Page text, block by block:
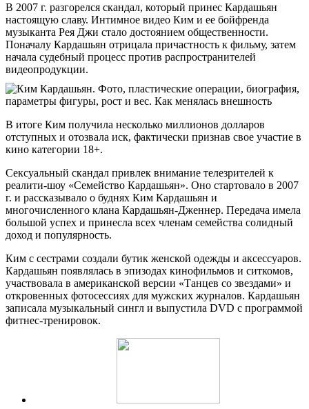
В 2007 г. разгорелся скандал, который принес Кардашьян
настоящую славу. Интимное видео Ким и ее бойфренда
музыканта Рея Джи стало достоянием общественности.
Поначалу Кардашьян отрицала причастность к фильму, затем
начала судебный процесс против распространителей
видеопродукции.
В итоге Ким получила несколько миллионов долларов
отступных и отозвала иск, фактически признав свое участие в
кино категории 18+.
Сексуальный скандал привлек внимание телезрителей к
реалити-шоу «Семейство Кардашьян». Оно стартовало в 2007
г. и рассказывало о буднях Ким Кардашьян и
многочисленного клана Кардашьян-Дженнер. Передача имела
большой успех и принесла всех членам семейства солидный
доход и популярность.
Ким с сестрами создали бутик женской одежды и аксессуаров.
Кардашьян появлялась в эпизодах кинофильмов и ситкомов,
участвовала в американской версии «Танцев со звездами» и
откровенных фотосессиях для мужских журналов. Кардашьян
записала музыкальный сингл и выпустила DVD с программой
фитнес-тренировок.